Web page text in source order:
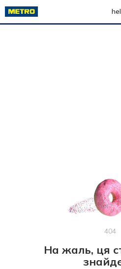
404
На жаль, ця